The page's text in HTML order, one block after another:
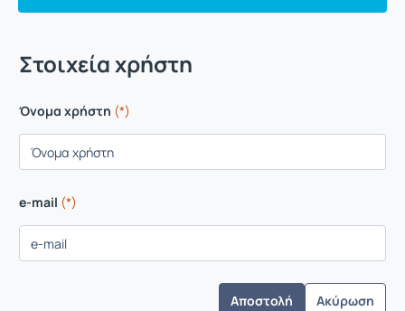
Στοιχεία χρήστη
Όνομα χρήστη (*)
e-mail (*)
Ακύρωση